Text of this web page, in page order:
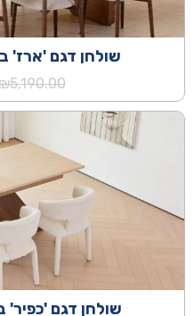
שולחן דגם 'ארז'
5,190.00
שולחן דגם 'כפיר'